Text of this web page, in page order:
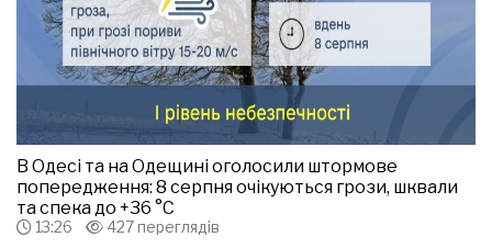
В Одесі та на Одещині оголосили штормове
попередження: 8 серпня очікуються грози, шквали
та спека до +36 °С
13:26 427 переглядів